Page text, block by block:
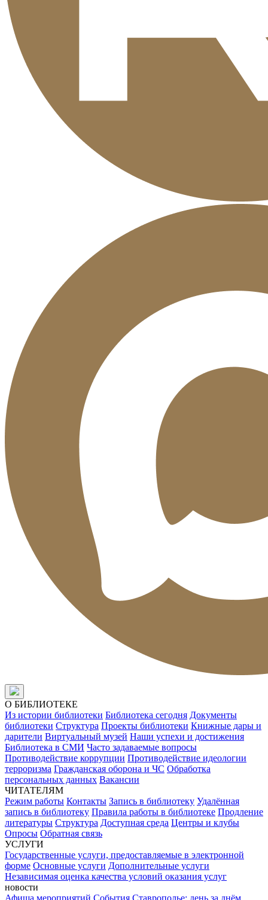
О БИБЛИОТЕКЕ
Из истории библиотеки Библиотека сегодня Документы
библиотеки Структура Проекты библиотеки Книжные дары и
дарители Виртуальный музей Наши успехи и достижения
Библиотека в СМИ Часто задаваемые вопросы
Противодействие коррупции Противодействие идеологии
терроризма Гражданская оборона и ЧС Обработка
персональных данных Вакансии
ЧИТАТЕЛЯМ
Режим работы Контакты Запись в библиотеку Удалённая
запись в библиотеку Правила работы в библиотеке Продление
литературы Структура Доступная среда Центры и клубы
Опросы Обратная связь
УСЛУГИ
Государственные услуги, предоставляемые в электронной
форме Основные услуги Дополнительные услуги
Независимая оценка качества условий оказания услуг
новости
Афиша мероприятий События Ставрополье: день за днём